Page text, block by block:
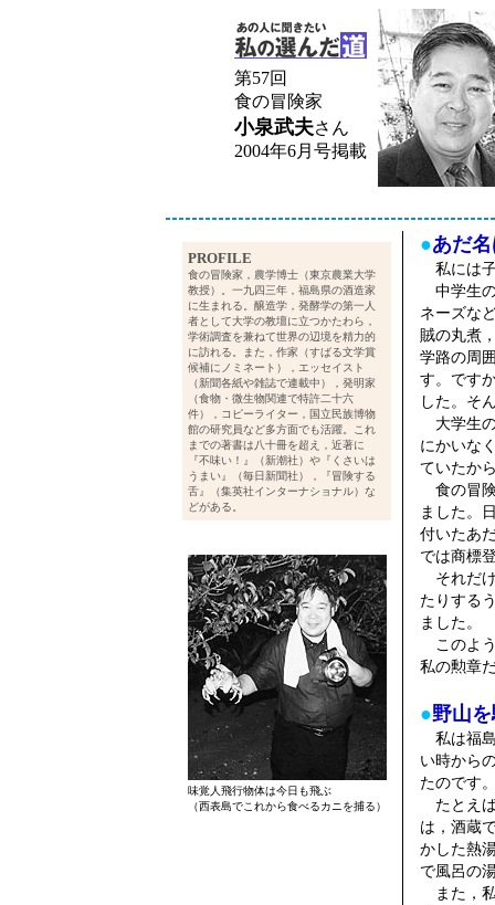
第57回
食の冒険家
小泉武夫さん
2004年6月号掲載
PROFILE
食の冒険家，農学博士（東京農業大学
教授）。一九四三年，福島県の酒造家
に生まれる。醸造学，発酵学の第一人
者として大学の教壇に立つかたわら，
学術調査を兼ねて世界の辺境を精力的
に訪れる。また，作家（すばる文学賞
候補にノミネート），エッセイスト
（新聞各紙や雑誌で連載中），発明家
（食物・微生物関連で特許二十六
件），コピーライター，国立民族博物
館の研究員など多方面でも活躍。これ
までの著書は八十冊を超え，近著に
『不味い！』（新潮社）や『くさいは
うまい』（毎日新聞社），『冒険する
舌』（集英社インターナショナル）な
どがある。
味覚人飛行物体は今日も飛ぶ
（西表島でこれから食べるカニを捕る）
●あだ
私には
中学生
ネーズな
賊の丸煮
学路の周
す。です
した。そ
大学生
にかいな
ていたか
食の冒
ました。
付いたあ
では商標
それだ
たりする
ました。
このよ
私の勲章
●野山
私は福
い時から
たのです
たとえ
は，酒蔵
かした熱
で風呂の
また，